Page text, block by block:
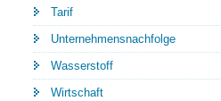
Tarif
Unternehmensnachfolge
Wasserstoff
Wirtschaft